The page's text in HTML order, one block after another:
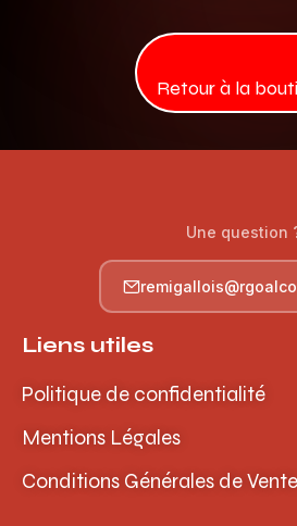
Retour à la
Une question
Liens utiles
Politique de confidentialité
Mentions Légales
Conditions Générales de Vente